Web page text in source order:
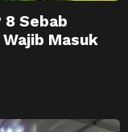
8 Sebab
Masuk